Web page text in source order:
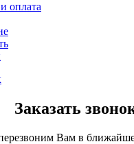
оплата
Заказать
Вам в